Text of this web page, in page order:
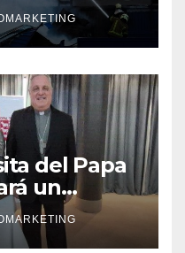
del Papa
un
dignidad